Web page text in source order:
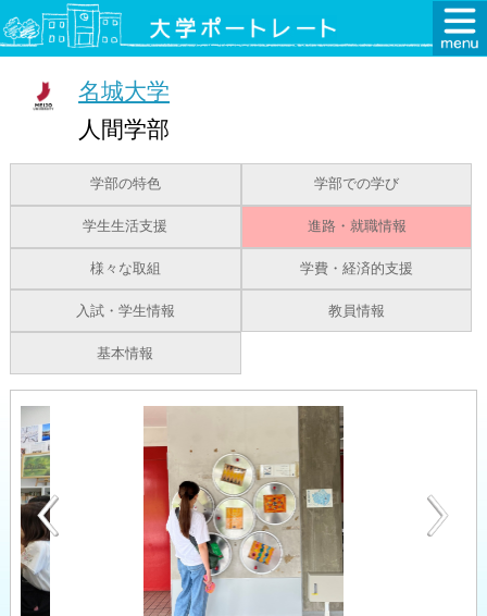
名城大学
人間学部
学部の特色 学部での学び
学生生活支援 進路・就職情報
様々な取組 学費・経済的支援
入試・学生情報 教員情報
基本情報